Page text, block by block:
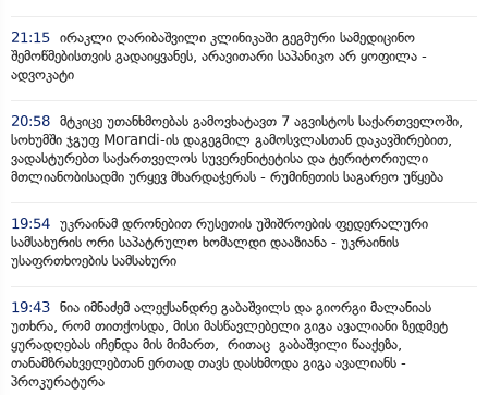
21:15 ირაკლი ღარიბაშვილი კლინიკაში გეგმური სამედიცინო
შემოწმებისთვის გადაიყვანეს, არავითარი საპანიკო არ ყოფილა -
ადვოკატი
20:58 მტკიცე უთანხმოებას გამოვხატავთ 7 აგვისტოს საქართველოში,
სოხუმში ჯგუფ Morandi-ის დაგეგმილ გამოსვლასთან დაკავშირებით,
ვადასტურებთ საქართველოს სუვერენიტეტისა და ტერიტორიული
მთლიანობისადმი ურყევ მხარდაჭერას - რუმინეთის საგარეო უწყება
19:54 უკრაინამ დრონებით რუსეთის უშიშროების ფედერალური
სამსახურის ორი საპატრულო ხომალდი დააზიანა - უკრაინის
უსაფრთხოების სამსახური
19:43 ნია იმნაძემ ალექსანდრე გაბაშვილს და გიორგი მალანიას
უთხრა, რომ თითქოსდა, მისი მასწავლებელი გიგა ავალიანი ზედმეტ
ყურადღებას იჩენდა მის მიმართ, რითაც გაბაშვილი წააქეზა,
თანამზრახველებთან ერთად თავს დასხმოდა გიგა ავალიანს -
პროკურატურა